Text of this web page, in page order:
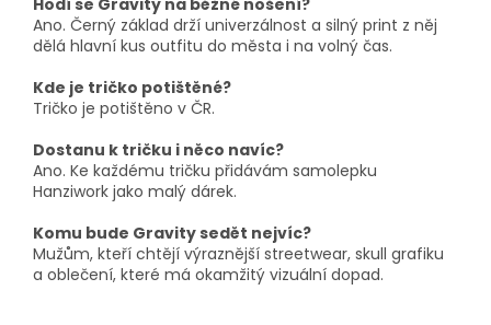
Hodí se Gravity na běžné nošení?
Ano. Černý základ drží univerzálnost a silný print z něj
dělá hlavní kus outfitu do města i na volný čas.
Kde je tričko potištěné?
Tričko je potištěno v ČR.
Dostanu k tričku i něco navíc?
Ano. Ke každému tričku přidávám samolepku
Hanziwork jako malý dárek.
Komu bude Gravity sedět nejvíc?
Mužům, kteří chtějí výraznější streetwear, skull grafiku
a oblečení, které má okamžitý vizuální dopad.